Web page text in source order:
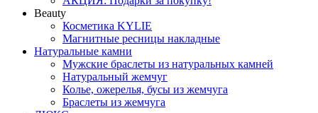
Beauty
Косметика KYLIE
Магнитные ресницы накладные
Натуральные камни
Мужские браслеты из натуральных камней
Натуральный жемчуг
Колье, ожерелья, бусы из жемчуга
Браслеты из жемчуга